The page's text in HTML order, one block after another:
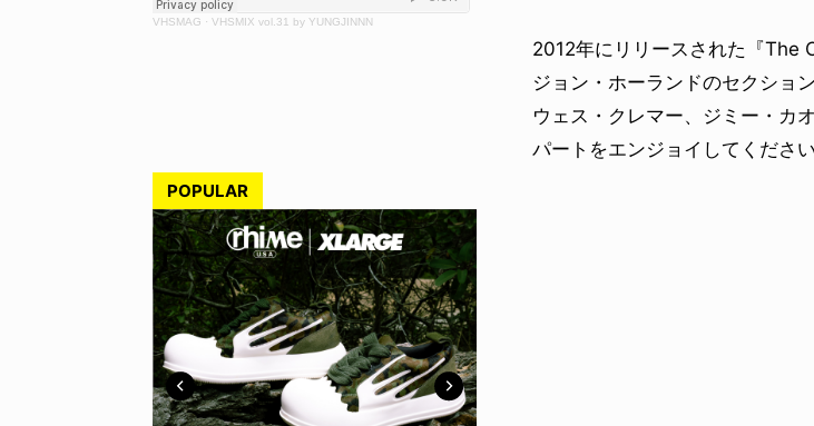
VHSMAG · VHSMIX vol.31 by YUNGJINNN
POPULAR
2012年にリリースされた『The
ジョン・ホーランドのセクショ
ウェス・クレマー、ジミー・カ
パートをエンジョイしてください